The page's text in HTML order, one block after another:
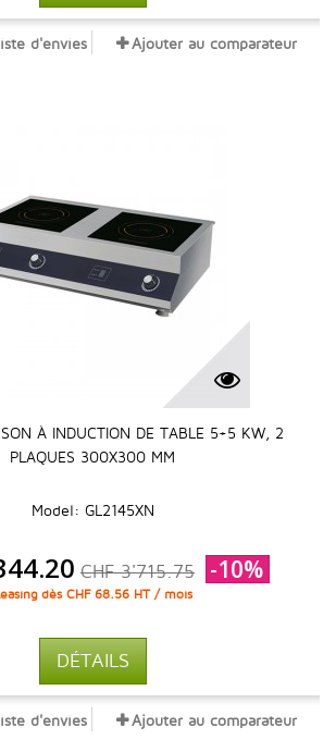
d'envies Ajouter au comparateur
À INDUCTION DE TABLE 5+5 KW, 2
PLAQUES 300X300 MM
Model: GL2145XN
CHF 3'715.75 -10%
dès CHF 68.56 HT / mois
DÉTAILS
d'envies Ajouter au comparateur